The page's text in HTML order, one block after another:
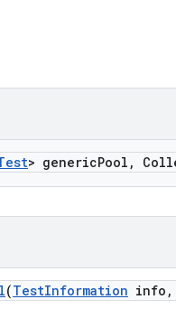
> genericPool ,
(TestInformation info ,